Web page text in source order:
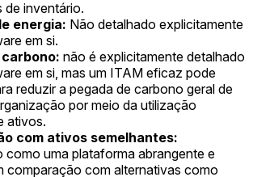
de inventário.
energia: Não detalhado explicitamente
em si.
não é explicitamente detalhado
em si, mas um ITAM eficaz pode
reduzir a pegada de carbono geral de
por meio da utilização
ativos.
com ativos semelhantes:
como uma plataforma abrangente e
comparação com alternativas como